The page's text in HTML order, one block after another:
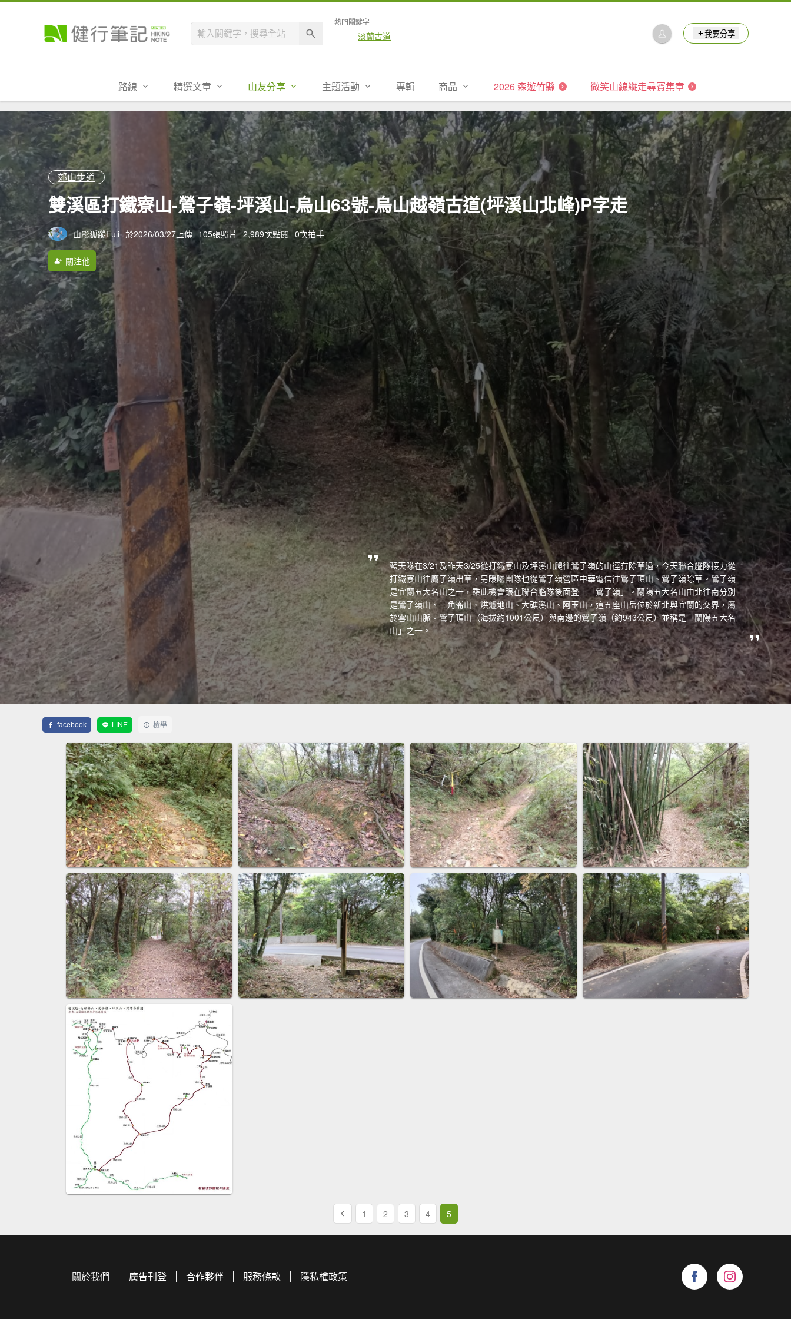
熱門關鍵字
淡蘭古道 我要分享
路線 精選文章 山友分享 主題活動 專輯 商品 2026 森遊竹縣 微笑山線縱走尋寶集章
郊山步道
雙溪區打鐵寮山-鶯子嶺-坪溪山-烏山63號-烏山越嶺古道(坪溪山北峰)P字走
山影狐蹤Fuli 於2026/03/27上傳 105張照片 2,989次點閱 0次拍手
關注他
藍天隊在3/21及昨天3/25從打鐵寮山及坪溪山爬往鶯子嶺的山徑有除草過，今天聯合艦隊接力從
打鐵寮山往鷹子嶺出草，另暖曦團隊也從鶯子嶺營區中華電信往鶯子頂山、鶯子嶺除草。鶯子嶺
是宜蘭五大名山之一，乘此機會跟在聯合艦隊後面登上「鶯子嶺」。蘭陽五大名山由北往南分別
是鶯子嶺山、三角崙山、烘爐地山、大礁溪山、阿玉山，這五座山岳位於新北與宜蘭的交界，屬
於雪山山脈。鶯子頂山（海拔約1001公尺）與南邊的鶯子嶺（約943公尺）並稱是「蘭陽五大名
山」之一。
facebook LINE 檢舉
1 2 3 4 5
關於我們 廣告刊登 合作夥伴 服務條款 隱私權政策